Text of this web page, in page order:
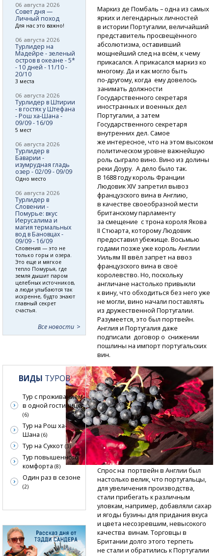
Маркиз де Помбаль – одна из самых
ярких и легендарных личностей
в истории Португалии, величайший
представитель просвещённого
абсолютизма, оставивший
мощнейший след на всём, к чему
прикасался. А прикасался маркиз ко
многому. Да и как могло быть
по-другому,когда ему довелось
занимать должности
Государственного секретаря
иностранных и военных дел
Португалии, а затем
Государственного секретаря
внутренних дел. Самое
же интересное, что на этом высоком
политическом уровне важнейшую
роль сыграло вино. Вино из долины
реки Доуру. А дело было так.
В 1688 году король Франции
Людовик XIV запретил вывоз
французского вина в Англию,
в качестве своеобразной мести
британскому парламенту
за смещение с трона короля Якова
II Стюарта, которому Людовик
предоставил убежище. Восьмью
годами позже уже король Англии
Уильям III ввёл запрет на ввоз
французского вина в своё
королевство. Но, поскольку
англичане настолько привыкли
к вину, что обходиться без него уже
не могли, вино начали поставлять
из дружественной Португалии.
Разумеется, это был портвейн.
Англия и Португалия даже
подписали договор о снижении
пошлины на импорт португальских
вин.
Спрос на портвейн в Англии был
настолько велик, что португальцы,
для увеличения производства,
стали прибегать к различным
уловкам, например, добавляли сахар
и ягоды бузины для придания вкуса
и цвета несозревшим, невысокого
качества винам. Торговцы в
Британии долго этого терпеть
не стали и обратились к Португалии
06 августа 2026
Совет дня —
Личный поход
Для нас это важно!
06 августа 2026
Турлидер на
Мадейре - зеленый
остров в океане - 5*
- 10 дней - 11/10 -
20/10
3 места
06 августа 2026
Турлидер в Штирии
- в гостях у Штефана
- Рош ха-Шана -
09/09 - 16/09
5 мест
06 августа 2026
Турлидер в
Баварии -
изумрудная гладь
озер - 02/09 - 09/09
Одно место
06 августа 2026
Турлидер в
Словении -
Помурье: вкус
Иерусалима и
магия термальных
вод в Бановцах -
09/09 - 16/09
Словения — это не
только горы и озера.
Это еще и мягкое
тепло Помурья, где
земля дышит паром
целебных источников,
а люди улыбаются так
искренне, будто знают
главный секрет
счастья.
Все новости
ВИДЫ ТУРОВ
Тур с проживанием
в одной гостинице
(6)
Тур на Рош ха-
Шана (6)
Тур на Суккот (3)
Тур повышенного
комфорта (8)
Один раз в сезоне
(2)